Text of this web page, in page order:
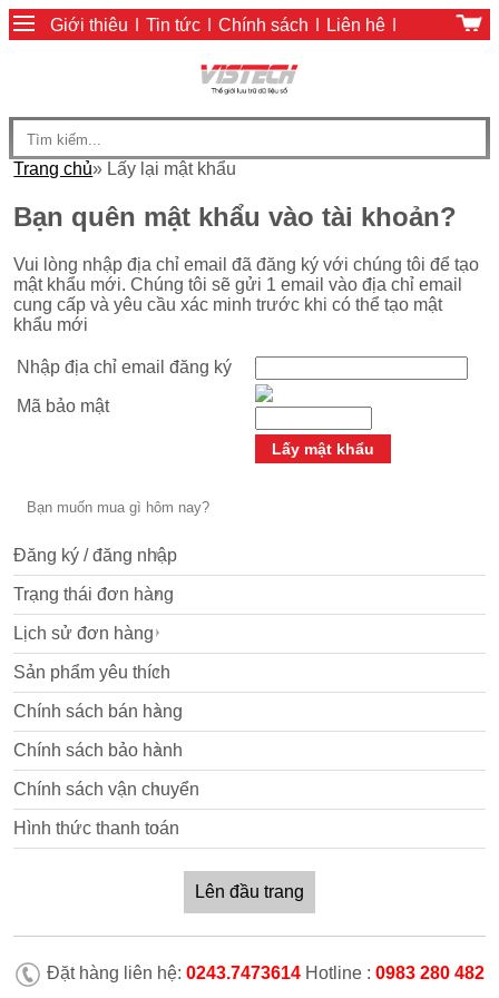
Giới thiệu Tin tức Chính sách Liên hệ
Giỏ hàng|Chính sách thanh toán
Trang chủ» Lấy lại mật khẩu
Bạn quên mật khẩu vào tài khoản?
Vui lòng nhập địa chỉ email đã đăng ký với chúng tôi để tạo
mật khẩu mới. Chúng tôi sẽ gửi 1 email vào địa chỉ email
cung cấp và yêu cầu xác minh trước khi có thể tạo mật
khẩu mới
Nhập địa chỉ email đăng ký
Mã bảo mật
Đăng ký / đăng nhập
Trạng thái đơn hàng
Lịch sử đơn hàng
Sản phẩm yêu thích
Chính sách bán hàng
Chính sách bảo hành
Chính sách vận chuyển
Hình thức thanh toán
Lên đầu trang
Đặt hàng liên hệ:0243.7473614 Hotline :0983 280 482